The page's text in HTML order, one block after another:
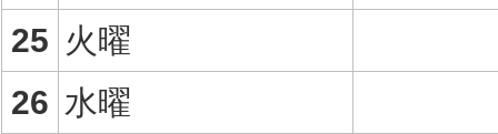
25 火曜
26 水曜